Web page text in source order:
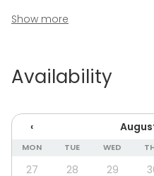
Lokalen, som är belägen i
Tvålpalatset mitt på
sittande middag,
varje event en
miljö.
Det är tillåtet att ta med
Show more
Availability
‹
MON TUE WED
27 28 29